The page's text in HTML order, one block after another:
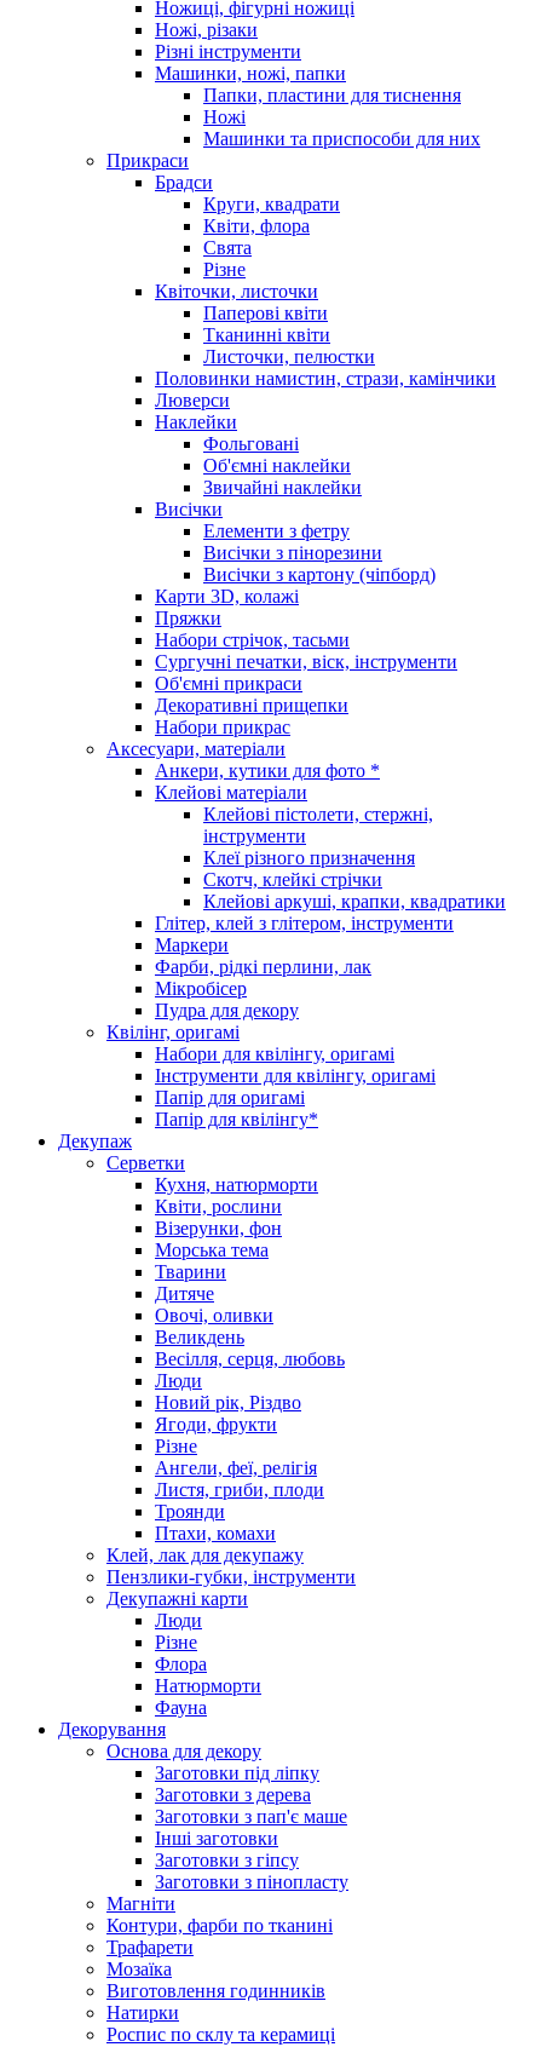
Ножиці, фігурні ножиці
Ножі, різаки
Різні інструменти
Машинки, ножі, папки
Папки, пластини для тиснення
Ножі
Машинки та приспособи для них
Прикраси
Брадси
Круги, квадрати
Квіти, флора
Свята
Різне
Квіточки, листочки
Паперові квіти
Тканинні квіти
Листочки, пелюстки
Половинки намистин, стрази, камінчики
Люверси
Наклейки
Фольговані
Об'ємні наклейки
Звичайні наклейки
Висічки
Елементи з фетру
Висічки з пінорезини
Висічки з картону (чіпборд)
Карти 3D, колажі
Пряжки
Набори стрічок, тасьми
Сургучні печатки, віск, інструменти
Об'ємні прикраси
Декоративні прищепки
Набори прикрас
Аксесуари, матеріали
Анкери, кутики для фото *
Клейові матеріали
Клейові пістолети, стержні,
інструменти
Клеї різного призначення
Скотч, клейкі стрічки
Клейові аркуші, крапки, квадратики
Глітер, клей з глітером, інструменти
Маркери
Фарби, рідкі перлини, лак
Мікробісер
Пудра для декору
Квілінг, оригамі
Набори для квілінгу, оригамі
Інструменти для квілінгу, оригамі
Папір для оригамі
Папір для квілінгу*
Декупаж
Серветки
Кухня, натюрморти
Квіти, рослини
Візерунки, фон
Морська тема
Тварини
Дитяче
Овочі, оливки
Великдень
Весілля, серця, любовь
Люди
Новий рік, Різдво
Ягоди, фрукти
Різне
Ангели, феї, релігія
Листя, гриби, плоди
Троянди
Птахи, комахи
Клей, лак для декупажу
Пензлики-губки, інструменти
Декупажні карти
Люди
Різне
Флора
Натюрморти
Фауна
Декорування
Основа для декору
Заготовки під ліпку
Заготовки з дерева
Заготовки з пап'є маше
Інші заготовки
Заготовки з гіпсу
Заготовки з пінопласту
Магніти
Контури, фарби по тканині
Трафарети
Мозаїка
Виготовлення годинників
Натирки
Роспис по склу та керамиці